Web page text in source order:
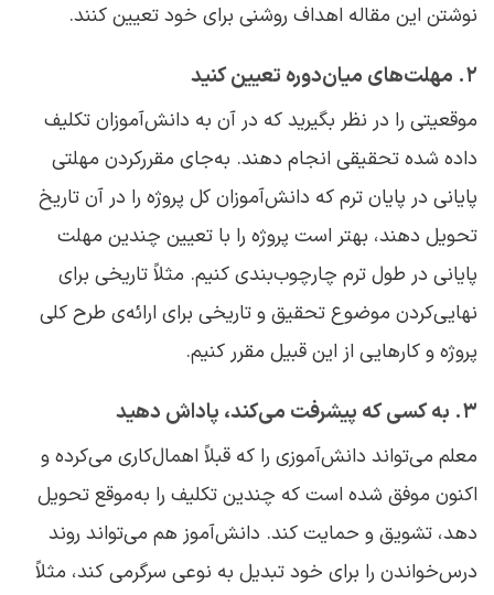
نوشتن این مقاله اهداف روشنی برای خود تعیین کنند.
۲. مهلت‌های میان‌دوره تعیین کنید
موقعیتی را در نظر بگیرید که در آن به دانش‌آموزان تکلیف
داده شده تحقیقی انجام دهند. به‌جای مقررکردن مهلتی
پایانی در پایان ترم که دانش‌آموزان کل پروژه را در آن تاریخ
تحویل دهند، بهتر است پروژه را با تعیین چندین مهلت
پایانی در طول ترم چارچوب‌بندی کنیم. مثلاً تاریخی برای
نهایی‌کردن موضوع تحقیق و تاریخی برای ارائه‌ی طرح کلی
پروژه و کارهایی از این قبیل مقرر کنیم.
۳. به کسی که پیشرفت می‌کند، پاداش دهید
معلم می‌تواند دانش‌آموزی را که قبلاً اهمال‌کاری می‌کرده و
اکنون موفق شده است که چندین تکلیف را به‌موقع تحویل
دهد، تشویق و حمایت کند. دانش‌آموز هم می‌تواند روند
درس‌خواندن را برای خود تبدیل به نوعی سرگرمی کند، مثلاً